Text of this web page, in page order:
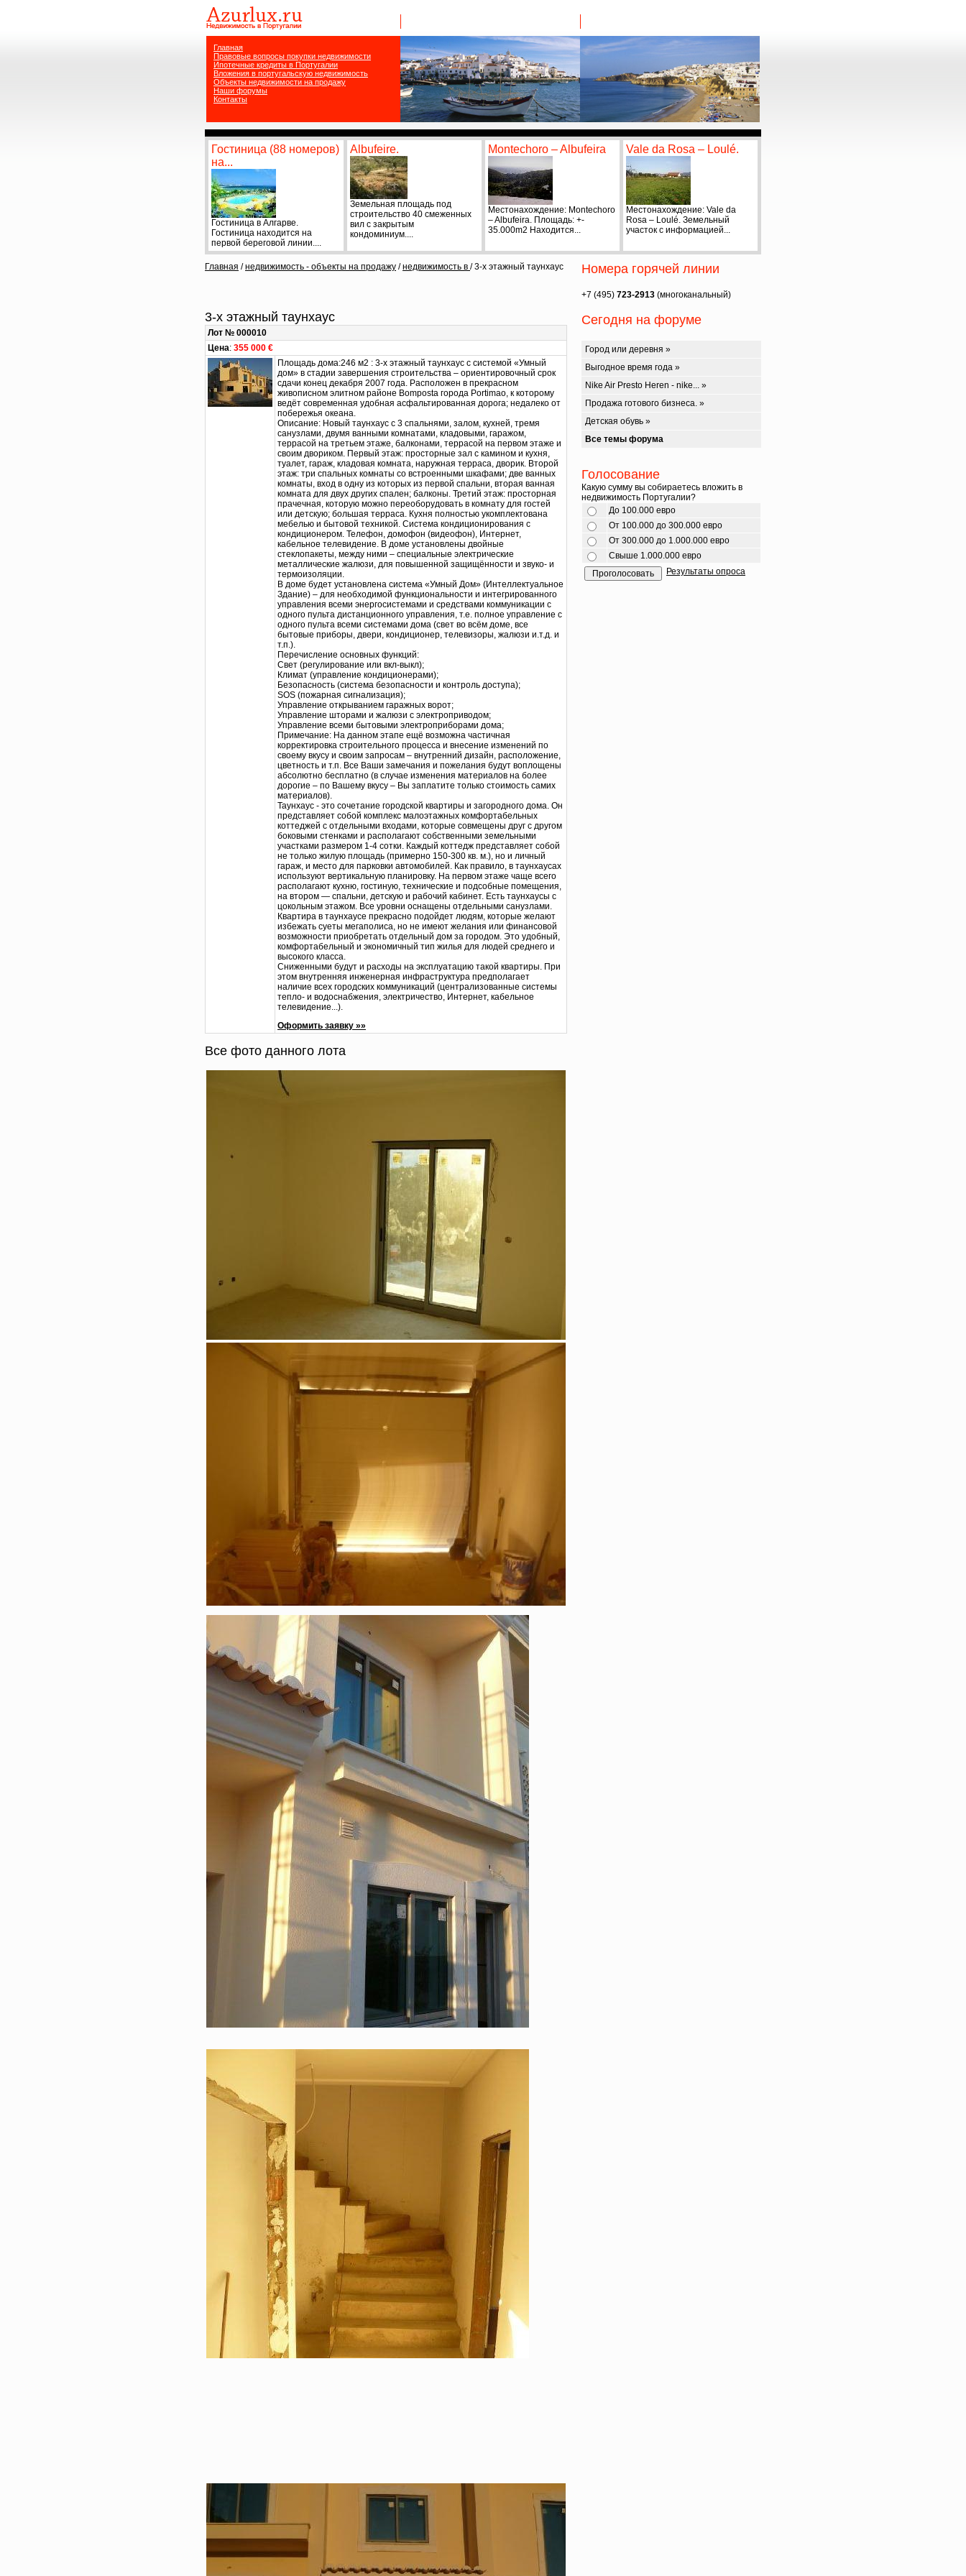
Главная
Правовые вопросы покупки недвижимости
Ипотечные кредиты в Португалии
Вложения в португальскую недвижимость
Объекты недвижимости на продажу
Наши форумы
Контакты
Гостиница (88 номеров)
на...
Гостиница в Алгарве.
Гостиница находится на
первой береговой линии....
Albufeire.
Земельная площадь под
строительство 40 смеженных
вил с закрытым
кондоминиум....
Montechoro – Albufeira
Местонахождение: Montechoro
– Albufeira. Площадь: +-
35.000m2 Находится...
Vale da Rosa – Loulé.
Местонахождение: Vale da
Rosa – Loulé. Земельный
участок с информацией...
Главная /недвижимость - объекты на продажу /недвижимость в / 3-х этажный таунхаус
3-х этажный таунхаус
Лот № 000010
Цена: 355 000 €
Площадь дома:246 м2 : 3-х этажный таунхаус с системой «Умный
дом» в стадии завершения строительства – ориентировочный срок
сдачи конец декабря 2007 года. Расположен в прекрасном
живописном элитном районе Bomposta города Portimao, к которому
ведёт современная удобная асфальтированная дорога; недалеко от
побережья океана.
Описание: Новый таунхаус с 3 спальнями, залом, кухней, тремя
санузлами, двумя ванными комнатами, кладовыми, гаражом,
террасой на третьем этаже, балконами, террасой на первом этаже и
своим двориком. Первый этаж: просторные зал с камином и кухня,
туалет, гараж, кладовая комната, наружная терраса, дворик. Второй
этаж: три спальных комнаты со встроенными шкафами; две ванных
комнаты, вход в одну из которых из первой спальни, вторая ванная
комната для двух других спален; балконы. Третий этаж: просторная
прачечная, которую можно переоборудовать в комнату для гостей
или детскую; большая терраса. Кухня полностью укомплектована
мебелью и бытовой техникой. Система кондиционирования с
кондиционером. Телефон, домофон (видеофон), Интернет,
кабельное телевидение. В доме установлены двойные
стеклопакеты, между ними – специальные электрические
металлические жалюзи, для повышенной защищённости и звуко- и
термоизоляции.
В доме будет установлена система «Умный Дом» (Интеллектуальное
Здание) – для необходимой функциональности и интегрированного
управления всеми энергосистемами и средствами коммуникации с
одного пульта дистанционного управления, т.е. полное управление с
одного пульта всеми системами дома (свет во всём доме, все
бытовые приборы, двери, кондиционер, телевизоры, жалюзи и.т.д. и
т.п.).
Перечисление основных функций:
Свет (регулирование или вкл-выкл);
Климат (управление кондиционерами);
Безопасность (система безопасности и контроль доступа);
SOS (пожарная сигнализация);
Управление открыванием гаражных ворот;
Управление шторами и жалюзи с электроприводом;
Управление всеми бытовыми электроприборами дома;
Примечание: На данном этапе ещё возможна частичная
корректировка строительного процесса и внесение изменений по
своему вкусу и своим запросам – внутренний дизайн, расположение,
цветность и т.п. Все Ваши замечания и пожелания будут воплощены
абсолютно бесплатно (в случае изменения материалов на более
дорогие – по Вашему вкусу – Вы заплатите только стоимость самих
материалов).
Таунхаус - это сочетание городской квартиры и загородного дома. Он
представляет собой комплекс малоэтажных комфортабельных
коттеджей с отдельными входами, которые совмещены друг с другом
боковыми стенками и располагают собственными земельными
участками размером 1-4 сотки. Каждый коттедж представляет собой
не только жилую площадь (примерно 150-300 кв. м.), но и личный
гараж, и место для парковки автомобилей. Как правило, в таунхаусах
используют вертикальную планировку. На первом этаже чаще всего
располагают кухню, гостиную, технические и подсобные помещения,
на втором — спальни, детскую и рабочий кабинет. Есть таунхаусы с
цокольным этажом. Все уровни оснащены отдельными санузлами.
Квартира в таунхаусе прекрасно подойдет людям, которые желают
избежать суеты мегаполиса, но не имеют желания или финансовой
возможности приобретать отдельный дом за городом. Это удобный,
комфортабельный и экономичный тип жилья для людей среднего и
высокого класса.
Сниженными будут и расходы на эксплуатацию такой квартиры. При
этом внутренняя инженерная инфраструктура предполагает
наличие всех городских коммуникаций (централизованные системы
тепло- и водоснабжения, электричество, Интернет, кабельное
телевидение...).
Оформить заявку »»
Все фото данного лота
Номера горячей линии
+7 (495) 723-2913 (многоканальный)
Сегодня на форуме
Город или деревня »
Выгодное время года »
Nike Air Presto Heren - nike... »
Продажа готового бизнеса. »
Детская обувь »
Все темы форума
Голосование
Какую сумму вы собираетесь вложить в
недвижимость Португалии?
До 100.000 евро
От 100.000 до 300.000 евро
От 300.000 до 1.000.000 евро
Свыше 1.000.000 евро
Результаты опроса